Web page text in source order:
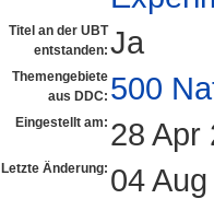
Titel an der UBT
entstanden: Ja
Themengebiete
aus DDC: 500
Eingestellt am: 28 Apr
Letzte Änderung: 04